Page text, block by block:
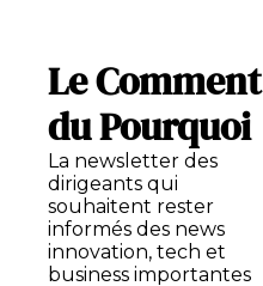
Le Comment
du Pourquoi
La newsletter des
dirigeants qui
souhaitent rester
informés des news
innovation, tech et
business importantes